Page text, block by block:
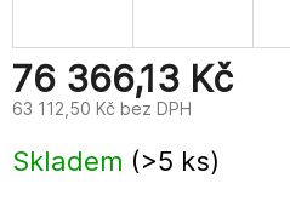
76 366,13 Kč
63 112,50 Kč bez DPH
cena:
Skladem (>5 ks)